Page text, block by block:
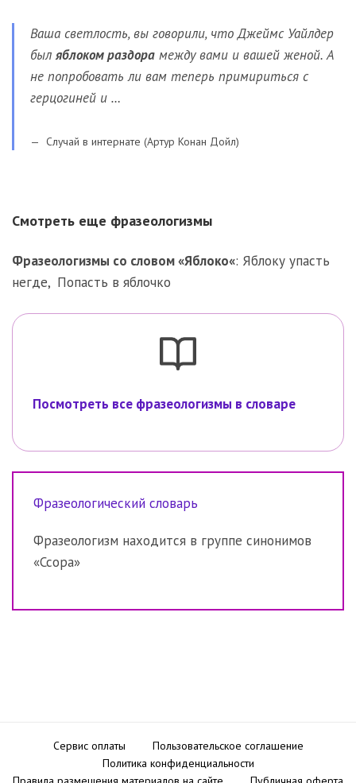
Ваша светлость, вы говорили, что Джеймс Уайлдер
быляблоком раздора между вами и вашей женой. А
не попробовать ли вам теперь примириться с
герцогиней и …
Случай в интернате (Артур Конан Дойл)
Смотреть еще фразеологизмы
Фразеологизмы со словом «Яблоко«: Яблоку упасть
негде, Попасть в яблочко
Посмотреть все фразеологизмы в словаре
Фразеологический словарь
Фразеологизм находится в группе синонимов
«Ссора»
Сервис оплаты
Пользовательское соглашение
Политика конфиденциальности